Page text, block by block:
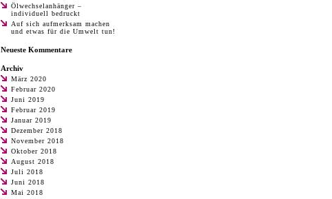
Ölwechselanhänger –
individuell bedruckt
Auf sich aufmerksam machen
und etwas für die Umwelt tun!
Neueste Kommentare
Archiv
März 2020
Februar 2020
Juni 2019
Februar 2019
Januar 2019
Dezember 2018
November 2018
Oktober 2018
August 2018
Juli 2018
Juni 2018
Mai 2018